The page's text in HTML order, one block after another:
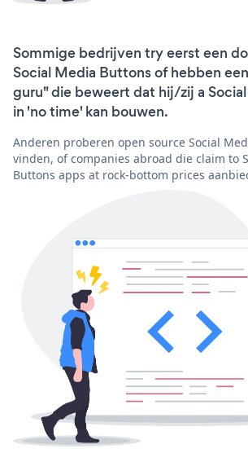
Sommige bedrijven try eerst een
Social Media Buttons of hebben
guru" die beweert dat hij/zij a
in 'no time' kan bouwen.
Anderen proberen open source Social
vinden, of companies abroad die claim to
Buttons apps at rock-bottom prices